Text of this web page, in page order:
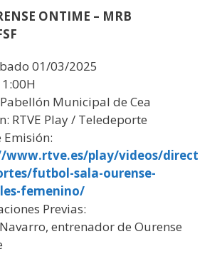
ONTIME – MRB
01/03/2025
Municipal de Cea
RTVE Play / Teledeporte
Emisión:
www.rtve.es/play/videos/direct
futbol-sala-ourense-
femenino/
Previas:
entrenador de Ourense